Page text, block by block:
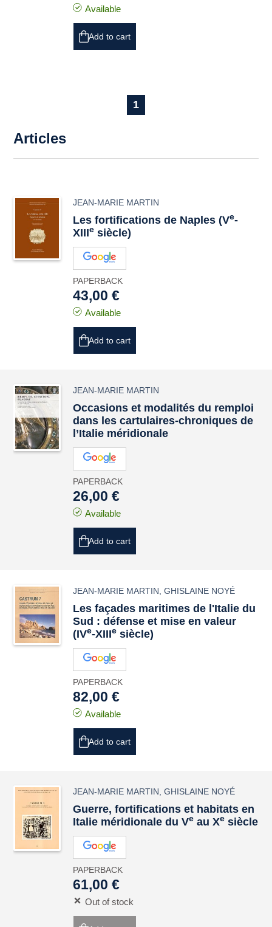
Available
Add to cart
1
Articles
JEAN-MARIE MARTIN
Les fortifications de Naples (Ve-
XIIIe siècle)
PAPERBACK
43,00 €
Available
Add to cart
JEAN-MARIE MARTIN
Occasions et modalités du remploi
dans les cartulaires-chroniques de
l’Italie méridionale
PAPERBACK
26,00 €
Available
Add to cart
JEAN-MARIE MARTIN ,GHISLAINE NOYÉ
Les façades maritimes de l'Italie du
Sud : défense et mise en valeur
(IVe-XIIIe siècle)
PAPERBACK
82,00 €
Available
Add to cart
JEAN-MARIE MARTIN ,GHISLAINE NOYÉ
Guerre, fortifications et habitats en
Italie méridionale du Ve au Xe siècle
PAPERBACK
61,00 €
Out of stock